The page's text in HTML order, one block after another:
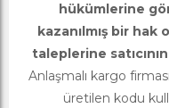
hükümlerine
kazanılmış bir hak
taleplerine
Anlaşmalı kargo
üretilen kodu